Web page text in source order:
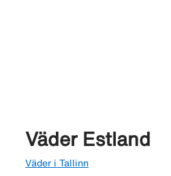
Väder Estland
Väder i Tallinn